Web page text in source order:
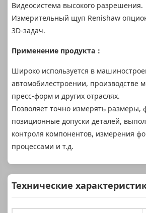
Видеосистема высокого разрешения.
Измерительный щуп Renishaw
3D-задач.
Применение продукта ：
Широко используется в
автомобилестроении, производстве
пресс-форм и других отраслях.
Позволяет точно измерять размеры,
позиционные допуски деталей,
контроля компонентов, измерения
процессами и т.д.
Технические